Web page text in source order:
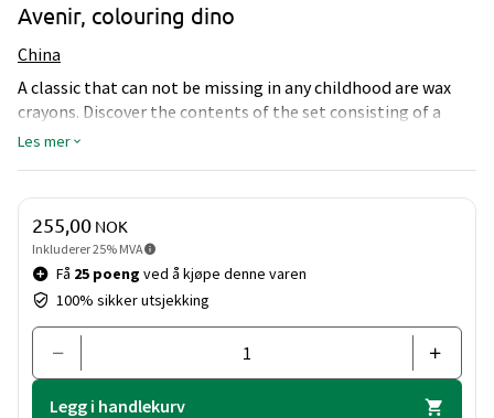
Avenir, colouring dino
China
A classic that can not be missing in any childhood are wax
crayons. Discover the contents of the set consisting of a
self-adhesive and tear-off painting roller. Stick to the
the same time allows large-area as well as accurate
painting. Thanks to the special production, the crayons
leave no traces on the hands of the little artists. The
coloring roller is printed with various dinosaur figures,
whether T-Rex, Stegosaurus or Triceratops - here you will
find all your favorite dinos!
Les mer
Pris og mengde
Få 25 poeng ved å kjøpe denne varen
100% sikker utsjekking
255,00 NOK
Inkluderer 25% MVA
Legg i handlekurv